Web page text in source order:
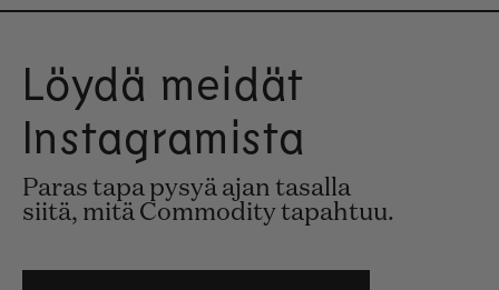
Löydä meidät
Instagramista
Paras tapa pysyä ajan tasalla
siitä, mitä Commodity tapahtuu.